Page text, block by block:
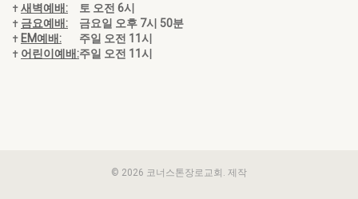
✝새벽예배:
토 오전 6시
✝ 금요예배:
금요일 오후 7시 50분
✝ EM예배:
주일 오전 11시
✝ 어린이예배:주일 오전 11시
© 2026 코너스톤장로교회. 제작